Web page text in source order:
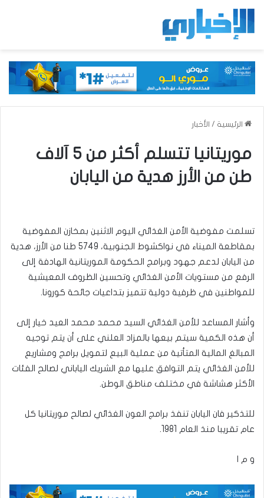
الرئيسية / الأخبار
موريتانيا تتسلم أكثر من 5 آلاف
طن من الأرز هدية من اليابان
تسلمت مفوضية الأمن الغذائي اليوم الاثنين بمخازن المفوضية
بمقاطعة الميناء في نواكشوط الجنوبية، 5749 طنا من الأرز، هدية
من اليابان لدعم جهود وبرامج الحكومة الموريتانية الهادفة إلى
الرفع من مستويات الأمن الغذائي وتحسين الظروف المعيشية
للمواطنين في ظرفية دولية تتميز بتداعيات جائحة كورونا.
وأشار المساعد للأمن الغذائي السيد محمد محمد العيد خيار إلى
أن هذه الكمية سيتم بيعها بالمزاد العلني على أن يتم توجيه
المبالغ المالية المتأتية من عملية البيع لتمويل برامج ومشاريع
للأمن الغذائي يتم التوافق عليها مع الشريك الياباني لصالح الفئات
الأكثر هشاشة في مختلف مناطق الوطن.
للتذكير فان اليابان تنفذ برامج العون الغذائي لصالح موريتانيا كل
عام تقريبا منذ العام 1981.
و م ا